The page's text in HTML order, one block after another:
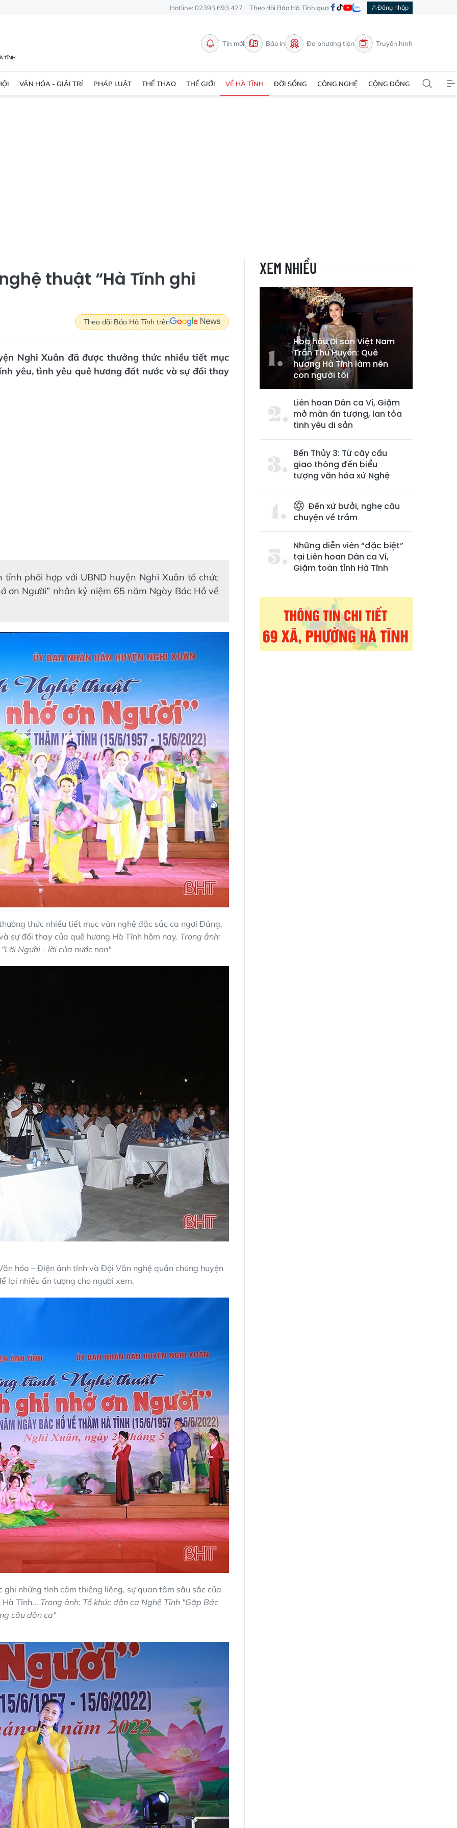
Hotline: 02393.693.427 Theo dõi Báo Hà Tĩnh qua Đăng nhập
Tin mới Báo in Đa phương tiện Truyền hình
VĂN HÓA - GIẢI TRÍ PHÁP LUẬT THỂ THAO THẾ GIỚI VỀ HÀ TĨNH ĐỜI SỐNG CÔNG NGHỆ CỘNG ĐỒNG
thuật “Hà Tĩnh ghi
Theo dõi Báo Hà Tĩnh trên
Nghi Xuân đã được thưởng thức nhiều tiết mục
yêu, tình yêu quê hương đất nước và sự đổi thay
phối hợp với UBND huyện Nghi Xuân tổ chức
ơn Người” nhân kỷ niệm 65 năm Ngày Bác Hồ về
thức nhiều tiết mục văn nghệ đặc sắc ca ngợi Đảng,
sự đổi thay của quê hương Hà Tĩnh hôm nay. Trong ảnh:
Người - lời của nước non"
hóa – Điện ảnh tỉnh và Đội Văn nghệ quần chúng huyện
lại nhiều ấn tượng cho người xem.
những tình cảm thiêng liêng, sự quan tâm sâu sắc của
Tĩnh... Trong ảnh: Tổ khúc dân ca Nghệ Tĩnh "Gặp Bác
câu dân ca"
XEM NHIỀU
Hoa hậu Di sản Việt Nam
Trần Thu Huyền: Quê
hương Hà Tĩnh làm nên
con người tôi
Liên hoan Dân ca Ví, Giặm
mở màn ấn tượng, lan tỏa
tình yêu di sản
Bến Thủy 3: Từ cây cầu
giao thông đến biểu
tượng văn hóa xứ Nghệ
Đến xứ bưởi, nghe câu
chuyện về trầm
Những diễn viên “đặc biệt”
tại Liên hoan Dân ca Ví,
Giặm toàn tỉnh Hà Tĩnh